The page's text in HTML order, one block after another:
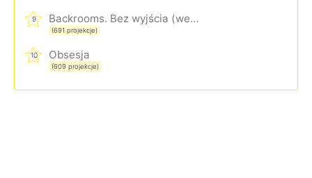
9 Backrooms. Bez wyjścia (wersja rozszerzona)
(691 projekcje)
10 Obsesja
(609 projekcje)